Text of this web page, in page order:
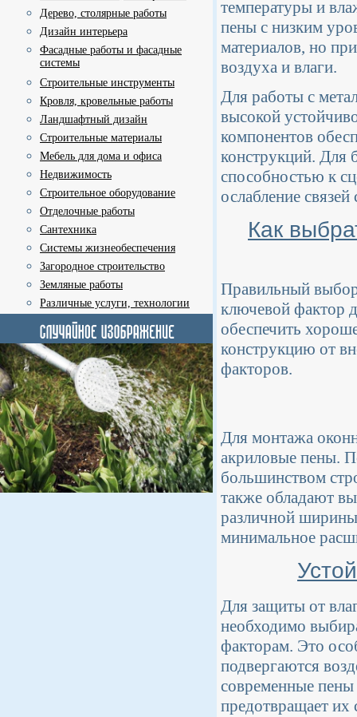
Дерево, столярные работы
Дизайн интерьера
Фасадные работы и фасадные
системы
Строительные инструменты
Кровля, кровельные работы
Ландшафтный дизайн
Строительные материалы
Мебель для дома и офиса
Недвижимость
Строительное оборудование
Отделочные работы
Сантехника
Системы жизнеобеспечения
Загородное строительство
Земляные работы
Различные услуги, технологии
температуры и
пены с низким
материалов, но
воздуха и влаги.
Для работы с
высокой
компонентов
конструкций. Для
способностью к
ослабление
Как
Правильный
ключевой фактор
обеспечить
конструкцию от
факторов.
Для монтажа
акриловые пены.
большинством
также обладают
различной
минимальное
Для защиты от
необходимо
факторам. Это
подвергаются
современные
предотвращает их